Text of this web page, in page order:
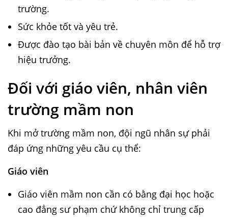
trường.
Sức khỏe tốt và yêu trẻ.
Được đào tạo bài bản về chuyên môn để hỗ trợ
hiệu trưởng.
Đối với giáo viên, nhân viên
trường mầm non
Khi mở trường mầm non, đội ngũ nhân sự phải
đáp ứng những yêu cầu cụ thể:
Giáo viên
Giáo viên mầm non cần có bằng đại học hoặc
cao đẳng sư phạm chứ không chỉ trung cấp